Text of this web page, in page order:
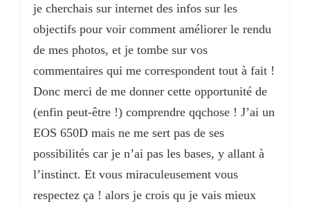
je cherchais sur internet des infos sur les
objectifs pour voir comment améliorer le rendu
de mes photos, et je tombe sur vos
commentaires qui me correspondent tout à fait !
Donc merci de me donner cette opportunité de
(enfin peut-être !) comprendre qqchose ! J’ai un
EOS 650D mais ne me sert pas de ses
possibilités car je n’ai pas les bases, y allant à
l’instinct. Et vous miraculeusement vous
respectez ça ! alors je crois qu je vais mieux